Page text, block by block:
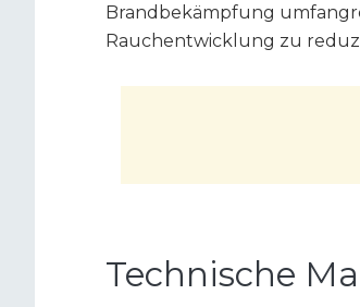
Brandbekämpfung
Rauchentwicklung zu
Technische